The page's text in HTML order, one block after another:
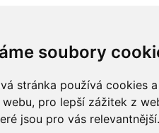
soubory
stránka používá cookies
, pro lepší zážitek z
jsou pro vás relevantnější.